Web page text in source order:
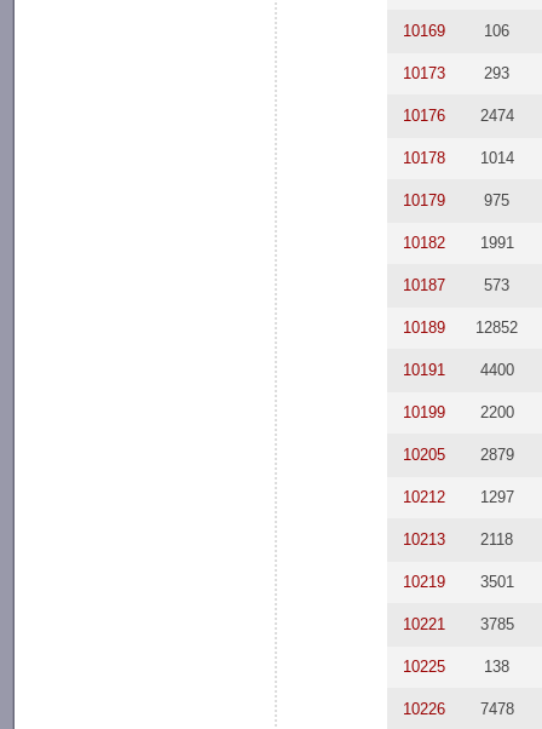
10169 106
10173 293
10176 2474
10178 1014
10179 975
10182 1991
10187 573
10189 12852
10191 4400
10199 2200
10205 2879
10212 1297
10213 2118
10219 3501
10221 3785
10225 138
10226 7478